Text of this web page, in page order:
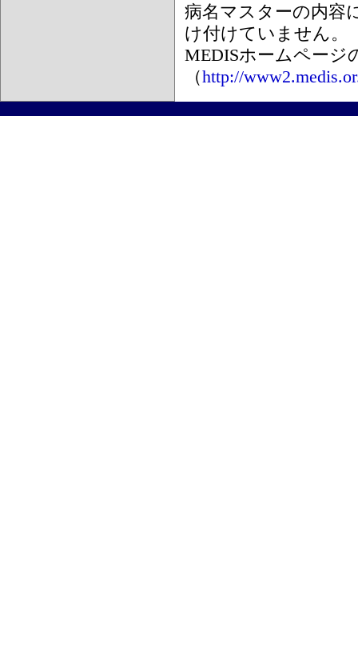
病名マスターの内容
け付けていません。
MEDISホームページ
（http://